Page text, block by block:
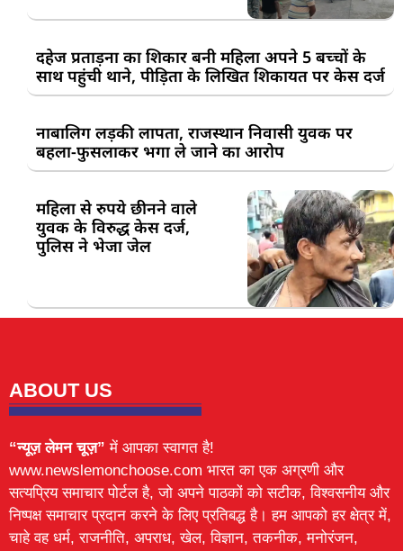
दहेज प्रताड़ना का शिकार बनी महिला अपने 5 बच्चों के
साथ पहुंची थाने, पीड़िता के लिखित शिकायत पर केस दर्ज
नाबालिग लड़की लापता, राजस्थान निवासी युवक पर
बहला-फुसलाकर भगा ले जाने का आरोप
महिला से रुपये छीनने वाले
युवक के विरुद्ध केस दर्ज,
पुलिस ने भेजा जेल
ABOUT US
“न्यूज़ लेमन चूज़” में आपका स्वागत है!
www.newslemonchoose.com भारत का एक अग्रणी और
सत्यप्रिय समाचार पोर्टल है, जो अपने पाठकों को सटीक, विश्वसनीय और
निष्पक्ष समाचार प्रदान करने के लिए प्रतिबद्ध है। हम आपको हर क्षेत्र में,
चाहे वह धर्म, राजनीति, अपराध, खेल, विज्ञान, तकनीक, मनोरंजन,